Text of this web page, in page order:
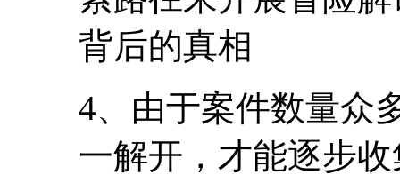
背后的真相
4、由于案件数量众
一解开，才能逐步